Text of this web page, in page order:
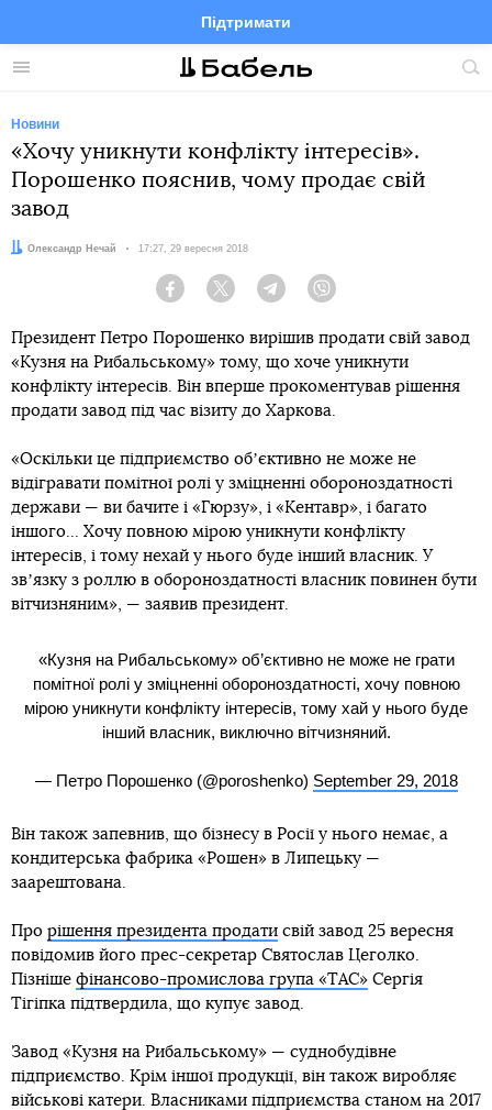
Меню
Підтримати
FacebookTelegramTwitter
Новини
«Хочу уникнути конфлікту інтересів».
Порошенко пояснив, чому продає свій
завод
Автор:
Олександр Нечай Дата:
17:27, 29 вересня 2018
Facebook Twitter Telegram
Президент Петро Порошенко вирішив продати свій завод
«Кузня на Рибальському» тому, що хоче уникнути
конфлікту інтересів. Він вперше прокоментував рішення
продати завод під час візиту до Харкова.
«Оскільки це підприємство обʼєктивно не може не
відігравати помітної ролі у зміцненні обороноздатності
держави — ви бачите і «Гюрзу», і «Кентавр», і багато
іншого... Хочу повною мірою уникнути конфлікту
інтересів, і тому нехай у нього буде інший власник. У
звʼязку з роллю в обороноздатності власник повинен бути
вітчизняним», — заявив президент.
«Кузня на Рибальському» об’єктивно не може не грати
помітної ролі у зміцненні обороноздатності, хочу повною
мірою уникнути конфлікту інтересів, тому хай у нього буде
інший власник, виключно вітчизняний.
— Петро Порошенко (@poroshenko) September 29, 2018
Він також запевнив, що бізнесу в Росії у нього немає, а
кондитерська фабрика «Рошен» в Липецьку —
заарештована.
Про рішення президента продати свій завод 25 вересня
повідомив його прес-секретар Святослав Цеголко.
Пізніше фінансово-промислова група «ТАС» Сергія
Тігіпка підтвердила, що купує завод.
Завод «Кузня на Рибальському» — суднобудівне
підприємство. Крім іншої продукції, він також виробляє
військові катери. Власниками підприємства станом на 2017